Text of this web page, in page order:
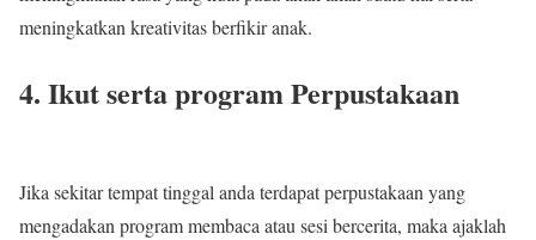
meningkatkan kreativitas berfikir anak.
4. Ikut serta program Perpustakaan
Jika sekitar tempat tinggal anda terdapat perpustakaan yang
mengadakan program membaca atau sesi bercerita, maka ajaklah